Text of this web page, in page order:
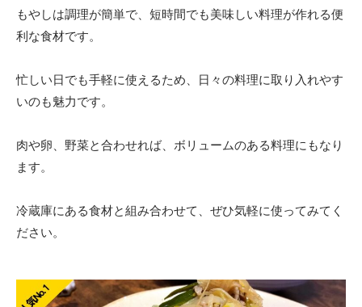
もやしは調理が簡単で、短時間でも美味しい料理が作れる便
利な食材です。
忙しい日でも手軽に使えるため、日々の料理に取り入れやす
いのも魅力です。
肉や卵、野菜と合わせれば、ボリュームのある料理にもなり
ます。
冷蔵庫にある食材と組み合わせて、ぜひ気軽に使ってみてく
ださい。